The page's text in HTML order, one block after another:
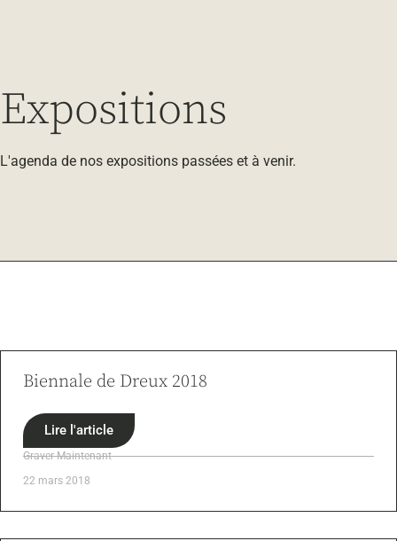
Expositions
L'agenda de nos expositions passées et à venir.
Biennale de Dreux 2018
Lire l'article
Graver Maintenant
22 mars 2018